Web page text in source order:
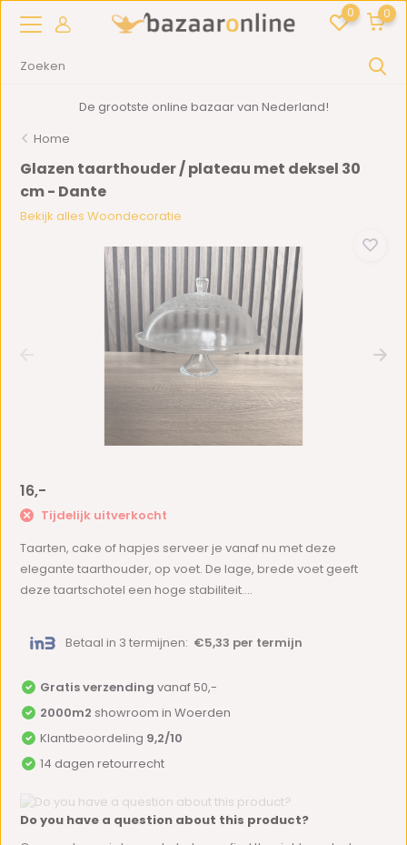
0 0
De grootste online bazaar van Nederland!
Home
Glazen taarthouder / plateau met deksel 30
cm - Dante
Bekijk alles Woondecoratie
16,-
Tijdelijk uitverkocht
Taarten, cake of hapjes serveer je vanaf nu met deze
elegante taarthouder, op voet. De lage, brede voet geeft
deze taartschotel een hoge stabiliteit....
Betaal in 3 termijnen: €5,33 per termijn
Gratis verzending vanaf 50,-
2000m2 showroom in Woerden
Klantbeoordeling 9,2/10
14 dagen retourrecht
Do you have a question about this product?